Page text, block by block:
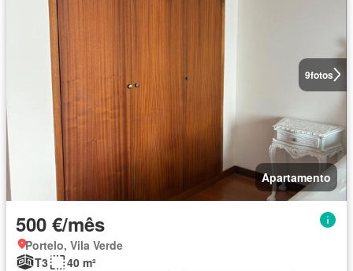
9fotos
Apartamento
500 €/mês
Portelo, Vila Verde
T3
40 m²